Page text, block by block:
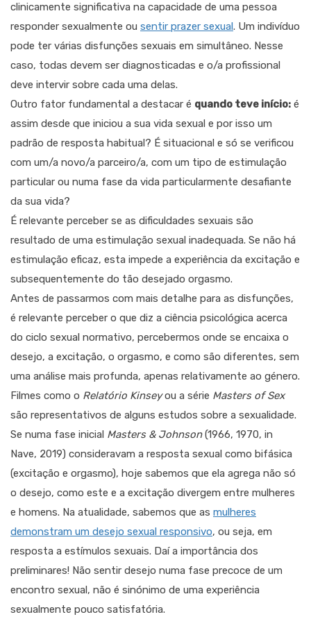
clinicamente significativa na capacidade de uma pessoa
responder sexualmente ou sentir prazer sexual. Um indivíduo
pode ter várias disfunções sexuais em simultâneo. Nesse
caso, todas devem ser diagnosticadas e o/a profissional
deve intervir sobre cada uma delas.
Outro fator fundamental a destacar é quando teve início: é
assim desde que iniciou a sua vida sexual e por isso um
padrão de resposta habitual? É situacional e só se verificou
com um/a novo/a parceiro/a, com um tipo de estimulação
particular ou numa fase da vida particularmente desafiante
da sua vida?
É relevante perceber se as dificuldades sexuais são
resultado de uma estimulação sexual inadequada. Se não há
estimulação eficaz, esta impede a experiência da excitação e
subsequentemente do tão desejado orgasmo.
Antes de passarmos com mais detalhe para as disfunções,
é relevante perceber o que diz a ciência psicológica acerca
do ciclo sexual normativo, percebermos onde se encaixa o
desejo, a excitação, o orgasmo, e como são diferentes, sem
uma análise mais profunda, apenas relativamente ao género.
Filmes como o Relatório Kinseyou a série Masters of Sex
são representativos de alguns estudos sobre a sexualidade.
Se numa fase inicial Masters & Johnson(1966, 1970, in
Nave, 2019) consideravam a resposta sexual como bifásica
(excitação e orgasmo), hoje sabemos que ela agrega não só
o desejo, como este e a excitação divergem entre mulheres
e homens. Na atualidade, sabemos que as mulheres
demonstram um desejo sexual responsivo, ou seja, em
resposta a estímulos sexuais. Daí a importância dos
preliminares! Não sentir desejo numa fase precoce de um
encontro sexual, não é sinónimo de uma experiência
sexualmente pouco satisfatória.